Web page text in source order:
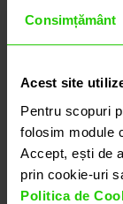
Consimțământ
Acest site
Pentru scopuri
folosim module
Accept, ești de
prin cookie-uri
Politica de
DETALII
INEL GALA DIN
Inelul CASIANI